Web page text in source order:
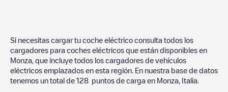
Si necesitas cargar tu coche eléctrico consulta todos los
cargadores para coches eléctricos que están disponibles en
Monza , que incluye todos los cargadores de vehículos
eléctricos emplazados en esta región. En nuestra base de datos
tenemos un total de 128 puntos de carga en Monza Italia